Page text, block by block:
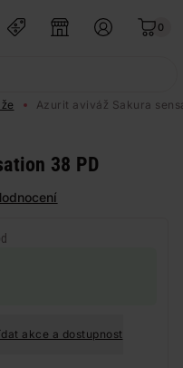
0
Azurit aviváž Sakura
38 PD
akce a dostupnost